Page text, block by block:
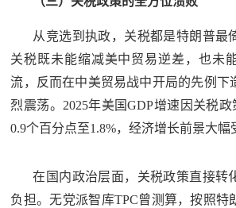
从竞选到执政，关税都是特朗普最
关税既未能缩减美中贸易逆差，也未
流，反而在中美贸易战中开局的先例下
烈震荡。2025年美国GDP增速因关税
0.9个百分点至1.8%，经济增长前景大幅
在国内政治层面，关税政策直接转
负担。无党派智库TPC曾测算，按照特